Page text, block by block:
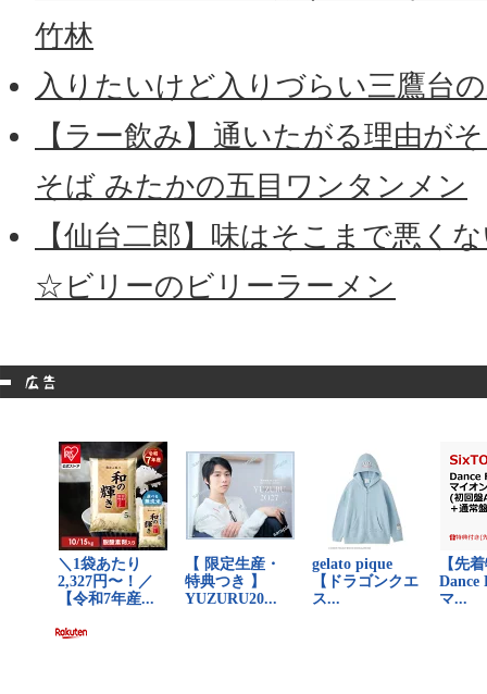
竹林
入りたいけど入りづらい三鷹台
【ラー飲み】通いたがる理由が
そば みたかの五目ワンタンメン
【仙台二郎】味はそこまで悪く
☆ビリーのビリーラーメン